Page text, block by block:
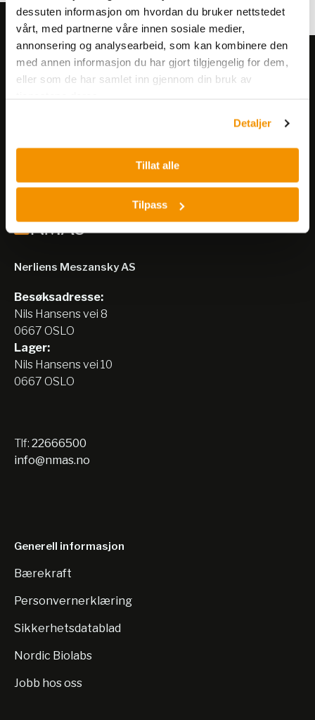
dessuten informasjon om hvordan du bruker nettstedet
vårt, med partnerne våre innen sosiale medier,
annonsering og analysearbeid, som kan kombinere den
med annen informasjon du har gjort tilgjengelig for dem,
eller som de har samlet inn gjennom din bruk av
Detaljer
Tillat alle
Tilpass
Meld deg på vårt nyhetsbrev!
Få informasjon om produkter,
Meld på nyhetsbrev
Nerliens Meszansky AS
Besøksadresse:
Nils Hansens vei 8
0667 OSLO
Lager:
Nils Hansens vei 10
0667 OSLO
Tlf: 22666500
info@nmas.no
Generell informasjon
Bærekraft
Personvernerklæring
Sikkerhetsdatablad
Nordic Biolabs
Jobb hos oss